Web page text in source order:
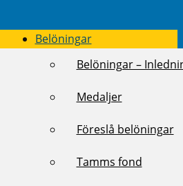
Belöningar
Belöningar –
Medaljer
Föreslå belöningar
Tamms fond